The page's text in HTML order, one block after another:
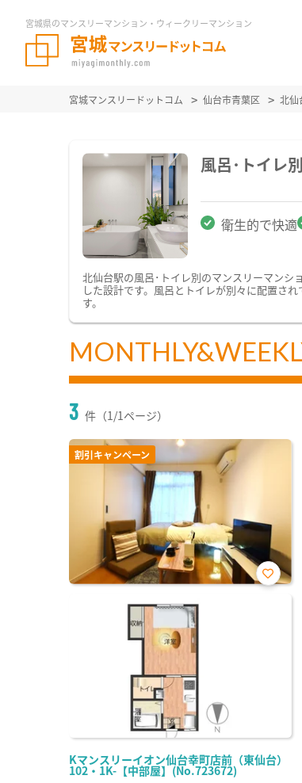
宮城県のマンスリーマンション・ウィークリーマンション
宮城マンスリードットコム 仙台市青葉区 北仙
風呂･トイレ
衛生的で快適
北仙台駅の風呂･トイレ別のマンスリーマンシ
した設計です。風呂とトイレが別々に配置さ
す。
3 件（1/1ページ）
割引キャンペーン
Kマンスリーイオン仙台幸町店前（東仙台）
102・1K-【中部屋】(No.723672)
お気